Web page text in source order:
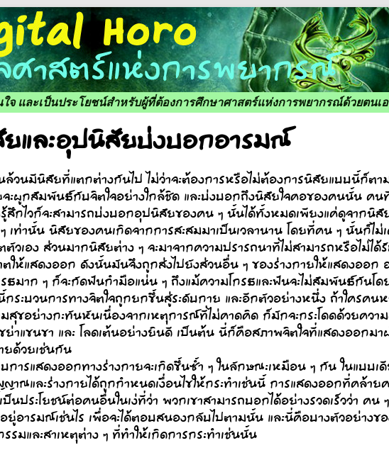
และเป็นประโยชน์สำหรับผู้ที่ต้องการศึกษาศาสตร์แห่งการพยากรณ์ด้วยตนเ
และอุปนิสัยบ่งบอกอารมณ์
วนมีนิสัยที่แตกต่างกันไป ไม่ว่าจะต้องการหรือไม่ต้องการนิสัยแบบนี้ก็ต
ะผูกสัมพันธ์กับจิตใจอย่างใกล้ชิด และบ่งบอกถึงนิสัยใจคอของคนนั้น คน
สึกไวก็จะสามารถบ่งบอกอุปนิสัยของคน ๆ นั้นได้ทั้งหมดเพียงแค่ดูจากนิสั
เท่านั้น นิสัยของคนเกิดจากการสะสมมาเป็นเวลานาน โดยที่คน ๆ นั้นก็ไม่
ตัวเอง ส่วนมากนิสัยต่าง ๆ จะมาจากความปรารถนาที่ไม่สามารถหรือไม่ได้
ให้แสดงออก ดังนั้นมันจึงถูกส่งไปยังส่วนอื่น ๆ ของร่างกายให้แสดงออก
ธมาก ๆ ก็จะกัดฟันกำมือแน่น ๆ ถึงแม้ความโกรธและฟันจะไม่สัมพันธ์กันโด
ระบวนการทางจิตใจถูกยกขึ้นสู่ระดับกาย และอีกตัวอย่างหนึ่ง ถ้าใครคน
สุขอย่างกะทันหันเนื่องจากเหตุการณ์ที่ไม่คาดคิด ก็มักจะกระโดดด้วยควา
ย่าแขนขา และ โลดเต้นอย่างยินดี เป็นต้น นี่ก็คือสภาพจิตใจที่แสดงออกมา
ยด้วยเช่นกัน
การแสดงออกทางร่างกายจะเกิดขึ้นซ้ำ ๆ ในลักษณะเหมือน ๆ กัน ในแบบเ
าณและร่างกายได้ถูกกำหนดเงื่อนไขให้กระทำเช่นนี้ การแสดงออกที่คล้า
ป็นประโยชน์ต่อคนอื่นในเง่ที่ว่า พวกเขาสามารถบอกได้อย่างรวดเร็วว่า คน
ยู่อารมณ์เช่นไร เพื่อจะได้ตอบสนองกลับไปตามนั้น และนี่คือบางตัวอย่างข
รมและสาเหตุต่าง ๆ ที่ทำให้เกิดการกระทำเช่นนั้น